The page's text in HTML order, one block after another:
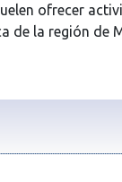
ofrecer
de la región de